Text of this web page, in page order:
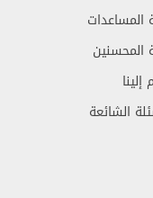
المساعدات
المحسنين
الشائعة